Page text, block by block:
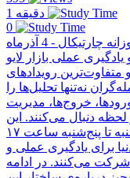
1 دقیقه
0
چارتیکال - 4 آذرماه
عملی بازار لایو
متفاوت‌ترین رویدادهای
نه‌تنها تحلیل‌ها را
خروج‌ها، مدیریت
دنبال می‌کنند. این
جلسات با حضور آقای جبل‌عاملی از دو‌شنبه تا پنج‌شنبه ساعت ۱۷
برای یادگیری عملی و
می‌کنند. در ادامه